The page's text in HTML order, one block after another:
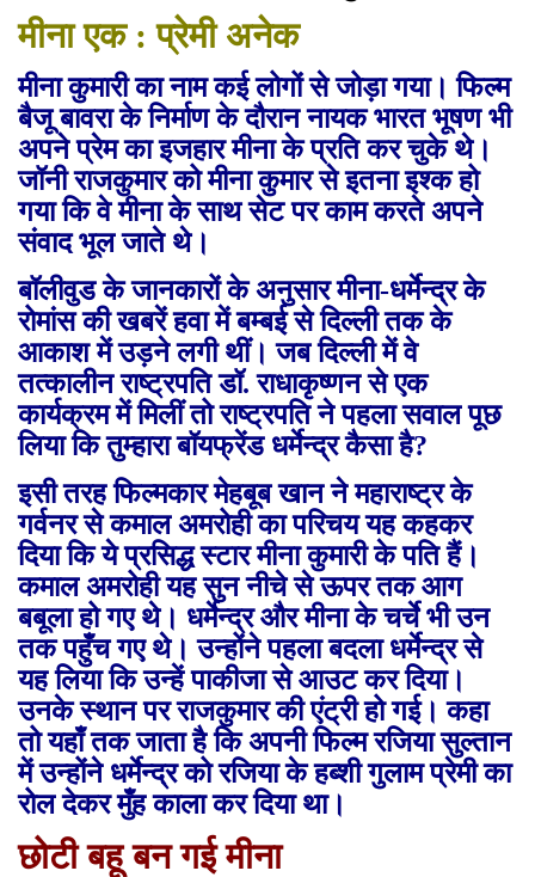
मीना एक : प्रेमी अनेक
मीना कुमारी का नाम कई लोगों से जोड़ा गया। फिल्म
बैजू बावरा के निर्माण के दौरान नायक भारत भूषण भी
अपने प्रेम का इजहार मीना के प्रति कर चुके थे।
जॉनी राजकुमार को मीना कुमार से इतना इश्क हो
गया कि वे मीना के साथ सेट पर काम करते अपने
संवाद भूल जाते थे।
बॉलीवुड के जानकारों के अनुसार मीना-धर्मेन्द्र के
रोमांस की खबरें हवा में बम्बई से दिल्ली तक के
आकाश में उड़ने लगी थीं। जब दिल्ली में वे
तत्कालीन राष्ट्रपति डॉ. राधाकृष्णन से एक
कार्यक्रम में मिलीं तो राष्ट्रपति ने पहला सवाल पूछ
लिया कि तुम्हारा बॉयफ्रेंड धर्मेन्द्र कैसा है?
इसी तरह फिल्मकार मेहबूब खान ने महाराष्ट्र के
गर्वनर से कमाल अमरोही का परिचय यह कहकर
दिया कि ये प्रसिद्ध स्टार मीना कुमारी के पति हैं।
कमाल अमरोही यह सुन नीचे से ऊपर तक आग
बबूला हो गए थे। धर्मेन्द्र और मीना के चर्चे भी उन
तक पहुँच गए थे। उन्होंने पहला बदला धर्मेन्द्र से
यह लिया कि उन्हें पाकीजा से आउट कर दिया।
उनके स्थान पर राजकुमार की एंट्री हो गई। कहा
तो यहाँ तक जाता है कि अपनी फिल्म रजिया सुल्तान
में उन्होंने धर्मेन्द्र को रजिया के हब्शी गुलाम प्रेमी का
रोल देकर मुँह काला कर दिया था।
छोटी बहू बन गई मीना